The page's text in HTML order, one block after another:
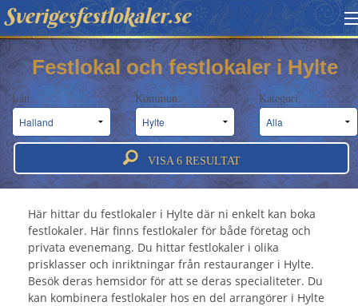
Sverigesfestlokaler.se
HITTA FESTLOKAL
BOKNINGSFÖRFRÅGAN
OM OSS
ATT BOKA FESTLOKAL
Festlokal och festlokaler i Hylte
Län: Kommun: Kategori:
VISA 6RESULTAT
Festlokal Hylte - Festlokaler & festvåningar i
Här hittar du festlokaler i Hylte där ni enkelt kan boka
festlokaler. Här finns festlokaler för både företag och
privata evenemang. Du hittar festlokaler i olika
prisklasser och inriktningar från restauranger i Hylte.
Besök deras hemsidor för att se deras specialiteter. Du
kan kombinera festlokaler hos en del arrangörer i Hylte